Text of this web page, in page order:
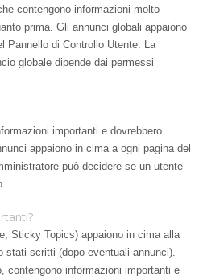
contengono informazioni molto
prima. Gli annunci globali appaiono
Pannello di Controllo Utente. La
globale dipende dai permessi
importanti e dovrebbero
appaiono in cima a ogni pagina del
può decidere se un utente
Sticky Topics) appaiono in cima alla
stati scritti (dopo eventuali annunci).
contengono informazioni importanti e